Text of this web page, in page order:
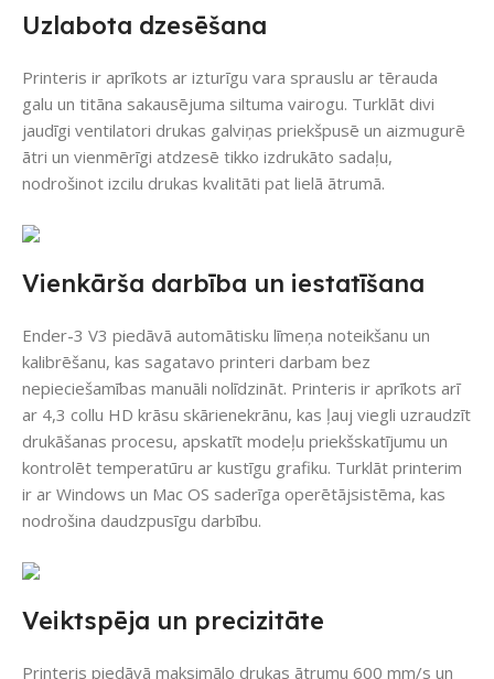
Uzlabota dzesēšana
Printeris ir aprīkots ar izturīgu vara sprauslu ar tērauda
galu un titāna sakausējuma siltuma vairogu. Turklāt divi
jaudīgi ventilatori drukas galviņas priekšpusē un aizmugurē
ātri un vienmērīgi atdzesē tikko izdrukāto sadaļu,
nodrošinot izcilu drukas kvalitāti pat lielā ātrumā.
Vienkārša darbība un iestatīšana
Ender-3 V3 piedāvā automātisku līmeņa noteikšanu un
kalibrēšanu, kas sagatavo printeri darbam bez
nepieciešamības manuāli nolīdzināt. Printeris ir aprīkots arī
ar 4,3 collu HD krāsu skārienekrānu, kas ļauj viegli uzraudzīt
drukāšanas procesu, apskatīt modeļu priekšskatījumu un
kontrolēt temperatūru ar kustīgu grafiku. Turklāt printerim
ir ar Windows un Mac OS saderīga operētājsistēma, kas
nodrošina daudzpusīgu darbību.
Veiktspēja un precizitāte
Printeris piedāvā maksimālo drukas ātrumu 600 mm/s un